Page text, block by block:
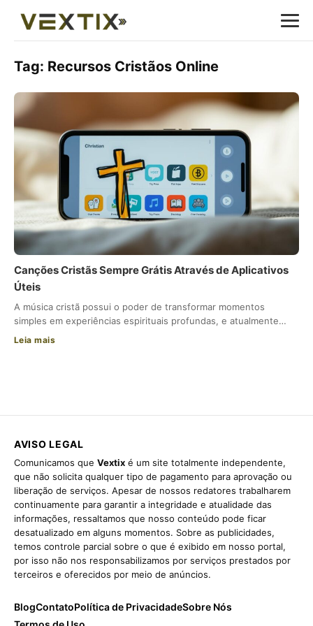
Tag: Recursos Cristãos Online
Canções Cristãs Sempre Grátis Através de Aplicativos
Úteis
A música cristã possui o poder de transformar momentos
simples em experiências espirituais profundas, e atualmente…
Leia mais
AVISO LEGAL
Comunicamos que Vextix é um site totalmente independente,
que não solicita qualquer tipo de pagamento para aprovação ou
liberação de serviços. Apesar de nossos redatores trabalharem
continuamente para garantir a integridade e atualidade das
informações, ressaltamos que nosso conteúdo pode ficar
desatualizado em alguns momentos. Sobre as publicidades,
temos controle parcial sobre o que é exibido em nosso portal,
por isso não nos responsabilizamos por serviços prestados por
terceiros e oferecidos por meio de anúncios.
BlogContatoPolítica de PrivacidadeSobre Nós